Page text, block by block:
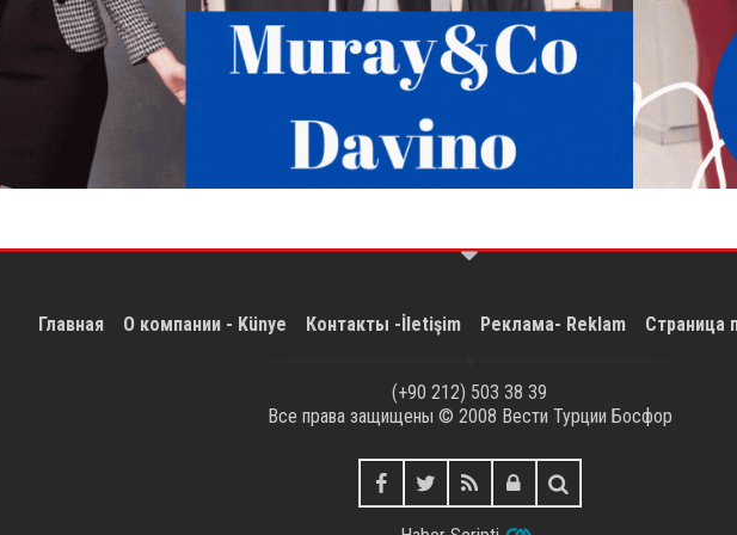
Главная О компании - Künye Контакты -İletişim Реклама- Reklam Страница
(+90 212) 503 38 39
Все права защищены © 2008 Вести Турции Босфор